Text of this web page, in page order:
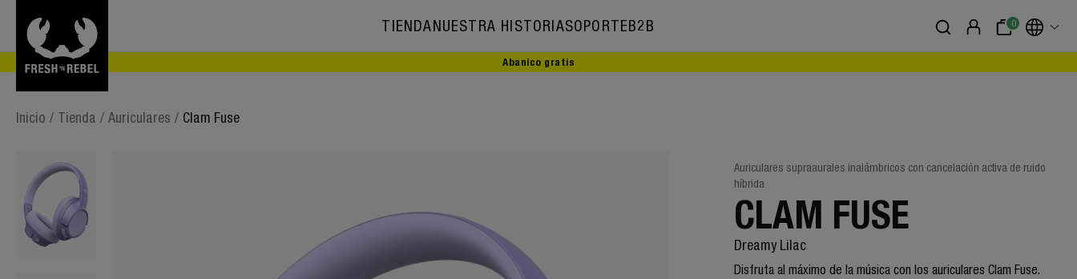
0
TIENDANUESTRA HISTORIA
Nuestra historia
SOPORTEB2B
Abanico gratis
Inicio / Tienda / Auriculares / Clam Fuse
Auriculares supraaurales inalámbricos con cancelación activa de ruido
híbrida
CLAM FUSE
Dreamy Lilac
Disfruta al máximo de la música con los auriculares Clam Fuse.